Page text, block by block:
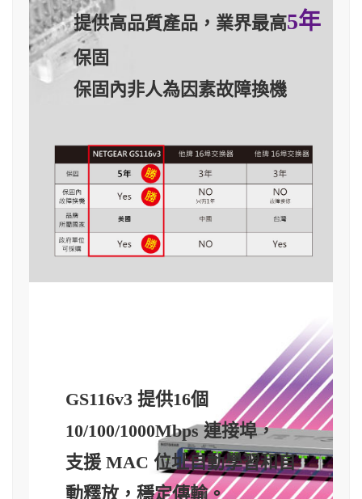
提供高品質產品，業界最高5年
保固
保固內非人為因素故障換機
GS116v3 提供16個
10/100/1000Mbps 連接埠，
支援 MAC 位址自動學習和自
動釋放，穩定傳輸。